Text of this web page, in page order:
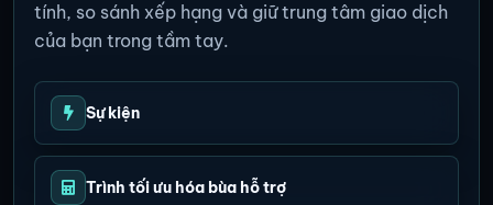
tính, so sánh xếp hạng và giữ trung tâm giao dịch
của bạn trong tầm tay.
Sự kiện
Trình tối ưu hóa bùa hỗ trợ